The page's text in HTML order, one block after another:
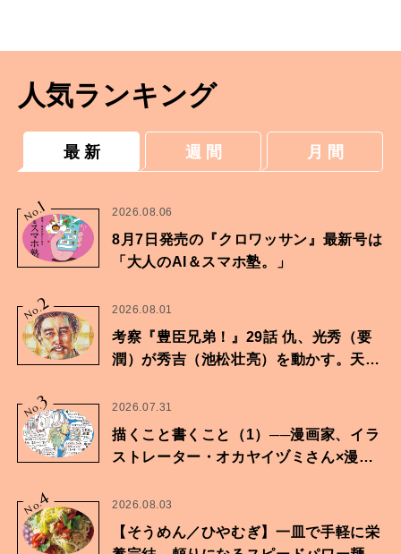
人気ランキング
最 新 週 間 月 間
No.
1 2026.08.06
8月7日発売の『クロワッサン』最新号は
「大人のAI＆スマホ塾。」
No.2 2026.08.01
考察『豊臣兄弟！』29話 仇、光秀（要
潤）が秀吉（池松壮亮）を動かす。天下
No.
3 2026.07.31
描くこと書くこと（1）──漫画家、イラ
ストレーター・オカヤイヅミさん×漫画
No.
4 2026.08.03
【そうめん／ひやむぎ】一皿で手軽に栄